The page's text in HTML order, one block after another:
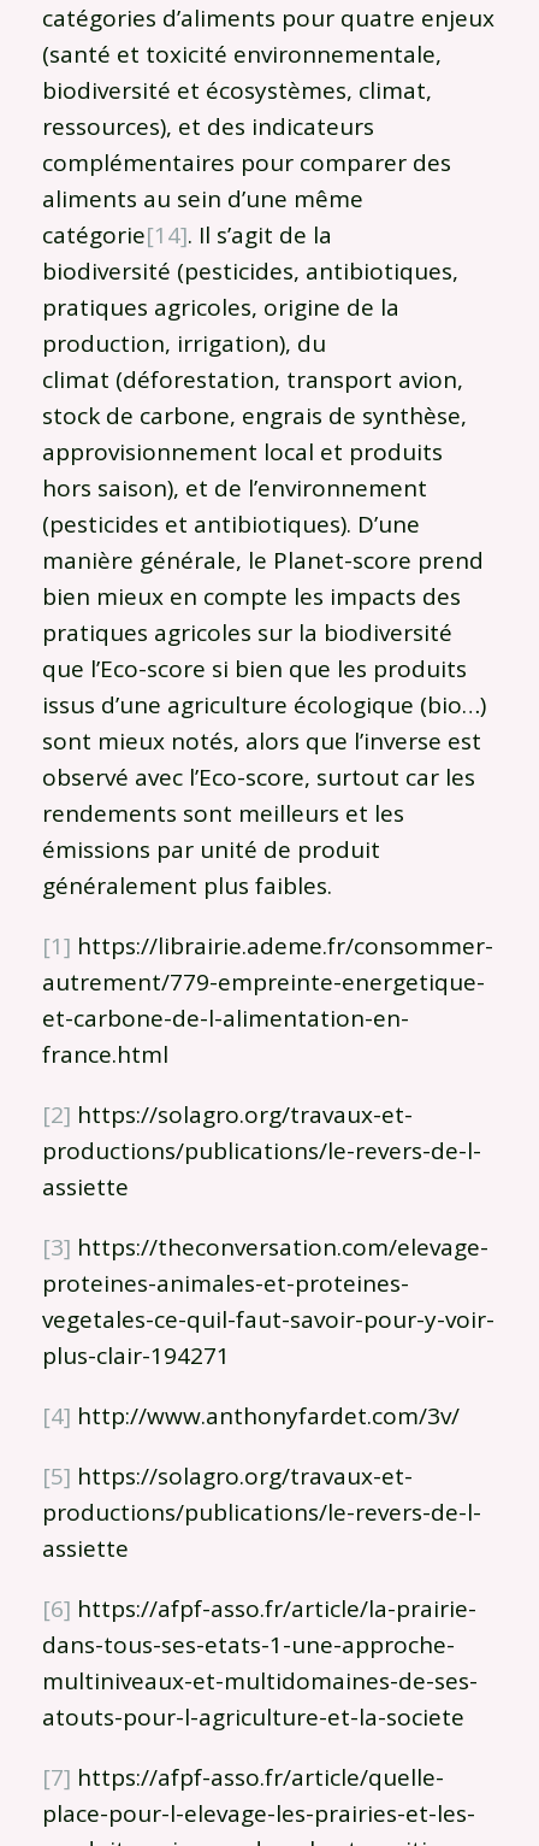
catégories d’aliments pour quatre enjeux
(santé et toxicité environnementale,
biodiversité et écosystèmes, climat,
ressources), et des indicateurs
complémentaires pour comparer des
aliments au sein d’une même
catégorie[14]. Il s’agit de la
biodiversité (pesticides, antibiotiques,
pratiques agricoles, origine de la
production, irrigation), du
climat (déforestation, transport avion,
stock de carbone, engrais de synthèse,
approvisionnement local et produits
hors saison), et de l’environnement
(pesticides et antibiotiques). D’une
manière générale, le Planet-score prend
bien mieux en compte les impacts des
pratiques agricoles sur la biodiversité
que l’Eco-score si bien que les produits
issus d’une agriculture écologique (bio…)
sont mieux notés, alors que l’inverse est
observé avec l’Eco-score, surtout car les
rendements sont meilleurs et les
émissions par unité de produit
généralement plus faibles.
[1] https://librairie.ademe.fr/consommer-
autrement/779-empreinte-energetique-
et-carbone-de-l-alimentation-en-
france.html
[2] https://solagro.org/travaux-et-
productions/publications/le-revers-de-l-
assiette
[3] https://theconversation.com/elevage-
proteines-animales-et-proteines-
vegetales-ce-quil-faut-savoir-pour-y-voir-
plus-clair-194271
[4] http://www.anthonyfardet.com/3v/
[5] https://solagro.org/travaux-et-
productions/publications/le-revers-de-l-
assiette
[6] https://afpf-asso.fr/article/la-prairie-
dans-tous-ses-etats-1-une-approche-
multiniveaux-et-multidomaines-de-ses-
atouts-pour-l-agriculture-et-la-societe
[7] https://afpf-asso.fr/article/quelle-
place-pour-l-elevage-les-prairies-et-les-